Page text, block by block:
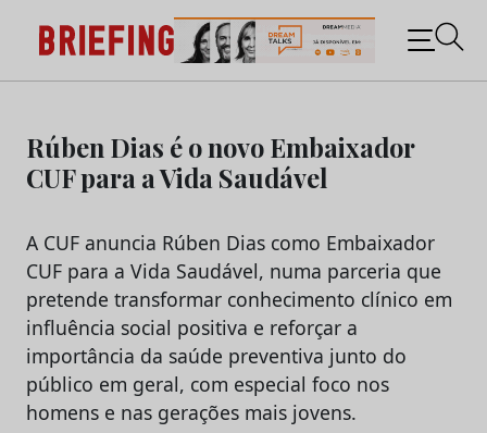
content
Briefing: Todas as notícias sobre os negócios do
Marketing e da Publicidade
Rúben Dias é o novo Embaixador
CUF para a Vida Saudável
A CUF anuncia Rúben Dias como Embaixador
CUF para a Vida Saudável, numa parceria que
pretende transformar conhecimento clínico em
influência social positiva e reforçar a
importância da saúde preventiva junto do
público em geral, com especial foco nos
homens e nas gerações mais jovens.